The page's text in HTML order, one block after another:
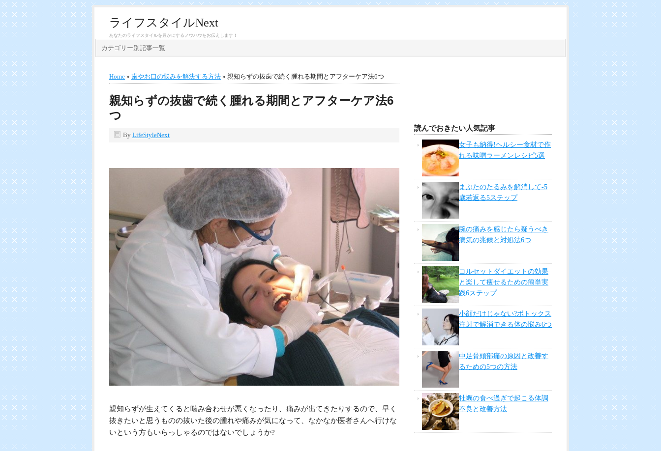
ライフスタイルNext
あなたのライフスタイルを豊かにするノウハウをお伝えします！
カテゴリー別記事一覧
Home » 歯やお口の悩みを解決する方法 » 親知らずの抜歯で続く腫れる期間とアフターケア法6つ
親知らずの抜歯で続く腫れる期間とアフターケア法6
つ
By LifeStyleNext
X Facebook
LineHatena
Email
共
有
親知らずが生えてくると噛み合わせが悪くなったり、痛みが出てきたりするので、早く
抜きたいと思うものの抜いた後の腫れや痛みが気になって、なかなか医者さんへ行けな
読んでおきたい人気記事